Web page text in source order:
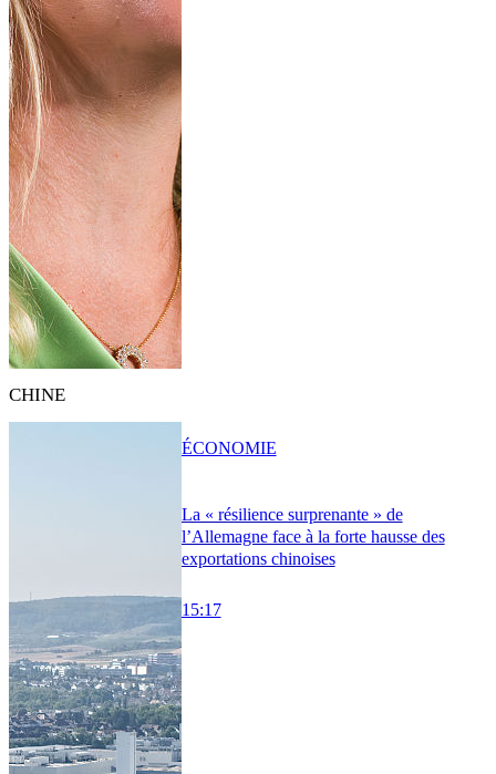
CHINE
La « résilience surprenante » de
l’Allemagne face à la forte hausse des
exportations chinoises
15:17
ÉCONOMIE